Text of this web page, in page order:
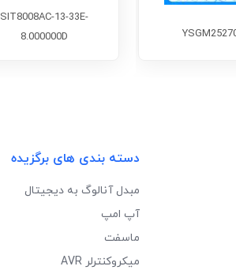
SIT8008AC-13-33E-
8.000000D
دسته بندی های برگزیده
مبدل آنالوگ به دیجیتال
آپ امپ
ماسفت
میکروکنترلر AVR